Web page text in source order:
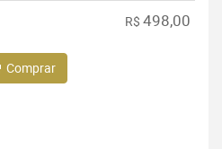
R$ 498,00
Comprar